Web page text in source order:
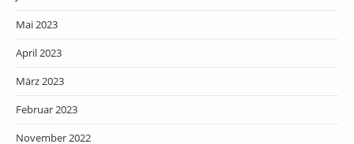
Mai 2023
April 2023
März 2023
Februar 2023
November 2022